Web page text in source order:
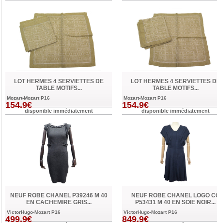
LOT HERMES 4 SERVIETTES DE
TABLE MOTIFS...
Mozart-Mozart P16
154.9€
disponible immédiatement
LOT HERMES 4 SERVIETTES
TABLE MOTIFS...
Mozart-Mozart P16
154.9€
disponible immédiatement
NEUF ROBE CHANEL P39246 M 40
EN CACHEMIRE GRIS...
VictorHugo-Mozart P16
499.9€
NEUF ROBE CHANEL LOGO
P53431 M 40 EN SOIE NOIR...
VictorHugo-Mozart P16
849.9€